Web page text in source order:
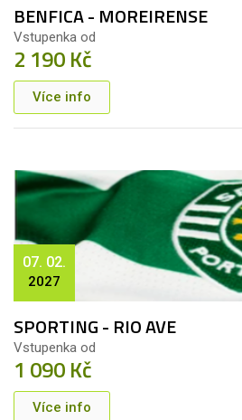
BENFICA - MOREIRENSE
Vstupenka od
2 190 Kč
Více info
07. 02.
2027
SPORTING - RIO AVE
Vstupenka od
1 090 Kč
Více info